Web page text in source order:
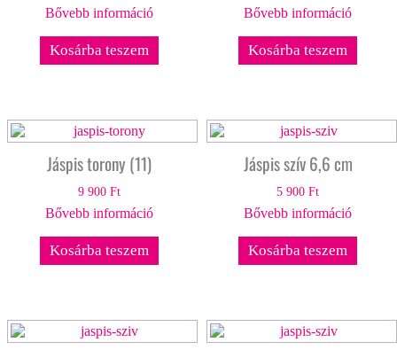
Bővebb információ
Kosárba teszem
Bővebb információ
Kosárba teszem
Jáspis torony (11)
9 900 Ft
Bővebb információ
Kosárba teszem
Jáspis szív 6,6 cm
5 900Ft
Bővebb információ
Kosárba teszem